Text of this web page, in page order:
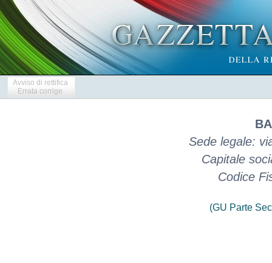
Avviso di rettifica
Errata corrige
Sede legale:
Capitale
Codice
(GU Parte